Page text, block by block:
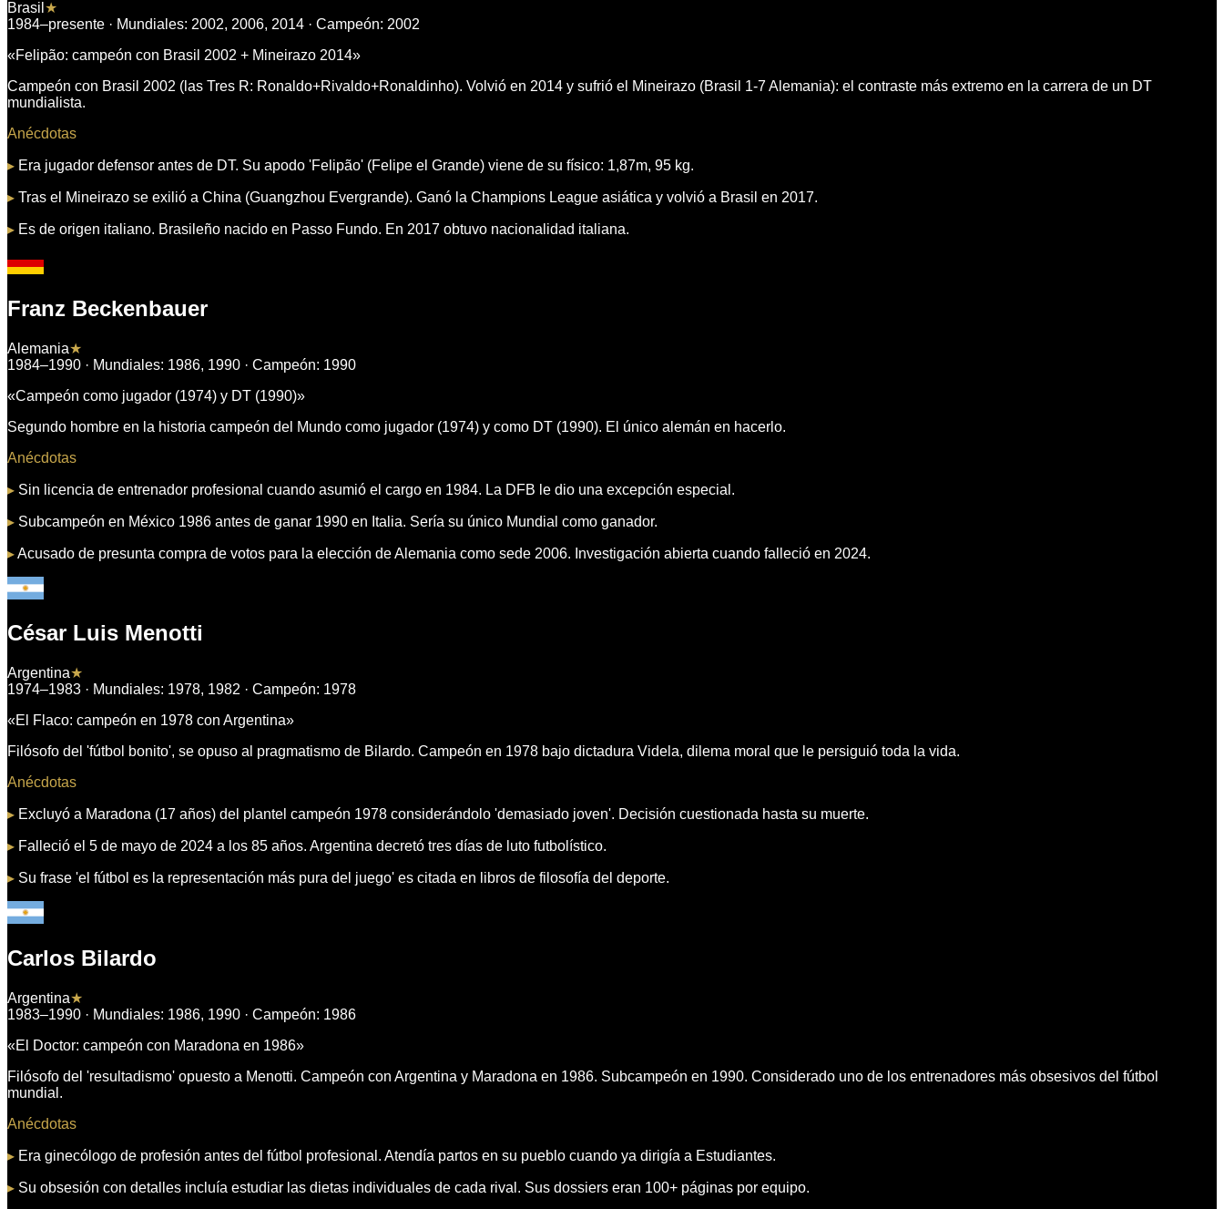
Brasil ★
1984–presente · Mundiales: 2002, 2006, 2014 · Campeón: 2002
«Felipão: campeón con Brasil 2002 + Mineirazo 2014»
Campeón con Brasil 2002 (las Tres R: Ronaldo+Rivaldo+Ronaldinho). Volvió en 2014 y sufrió el Mineirazo (Brasil 1-7 Alemania): el contraste más extremo en la carrera de un DT
mundialista.
Anécdotas
▸ Era jugador defensor antes de DT. Su apodo 'Felipão' (Felipe el Grande) viene de su físico: 1,87m, 95 kg.
▸ Tras el Mineirazo se exilió a China (Guangzhou Evergrande). Ganó la Champions League asiática y volvió a Brasil en 2017.
▸ Es de origen italiano. Brasileño nacido en Passo Fundo. En 2017 obtuvo nacionalidad italiana.
Franz Beckenbauer
Alemania★
1984–1990 · Mundiales: 1986, 1990 · Campeón: 1990
«Campeón como jugador (1974) y DT (1990)»
Segundo hombre en la historia campeón del Mundo como jugador (1974) y como DT (1990). El único alemán en hacerlo.
Anécdotas
▸ Sin licencia de entrenador profesional cuando asumió el cargo en 1984. La DFB le dio una excepción especial.
▸ Subcampeón en México 1986 antes de ganar 1990 en Italia. Sería su único Mundial como ganador.
▸Acusado de presunta compra de votos para la elección de Alemania como sede 2006. Investigación abierta cuando falleció en 2024.
César Luis Menotti
Argentina★
1974–1983 · Mundiales: 1978, 1982 · Campeón: 1978
«El Flaco: campeón en 1978 con Argentina»
Filósofo del 'fútbol bonito', se opuso al pragmatismo de Bilardo. Campeón en 1978 bajo dictadura Videla, dilema moral que le persiguió toda la vida.
Anécdotas
▸ Excluyó a Maradona (17 años) del plantel campeón 1978 considerándolo 'demasiado joven'. Decisión cuestionada hasta su muerte.
▸ Falleció el 5 de mayo de 2024 a los 85 años. Argentina decretó tres días de luto futbolístico.
▸ Su frase 'el fútbol es la representación más pura del juego' es citada en libros de filosofía del deporte.
Carlos Bilardo
Argentina★
1983–1990 · Mundiales: 1986, 1990 · Campeón: 1986
«El Doctor: campeón con Maradona en 1986»
Filósofo del 'resultadismo' opuesto a Menotti. Campeón con Argentina y Maradona en 1986. Subcampeón en 1990. Considerado uno de los entrenadores más obsesivos del fútbol
mundial.
Anécdotas
▸ Era ginecólogo de profesión antes del fútbol profesional. Atendía partos en su pueblo cuando ya dirigía a Estudiantes.
▸ Su obsesión con detalles incluía estudiar las dietas individuales de cada rival. Sus dossiers eran 100+ páginas por equipo.